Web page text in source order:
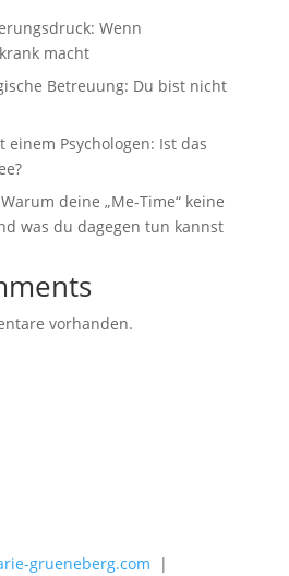
Wenn
macht
Betreuung: Du bist nicht
Psychologen: Ist das
deine „Me-Time“ keine
was du dagegen tun kannst
vorhanden.
grueneberg.com |